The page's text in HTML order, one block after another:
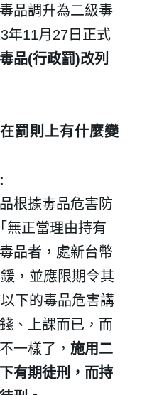
品調升為二級毒
年11月 27 日正式
品(行政罰)改列
罰則上有什麼變
:
根據毒品危害防
無正當理由持有
品者，處新台幣
，並應限期令其
下的毒品危害講
、上課而已，而
一樣了， 施用二
有期徒刑，而持